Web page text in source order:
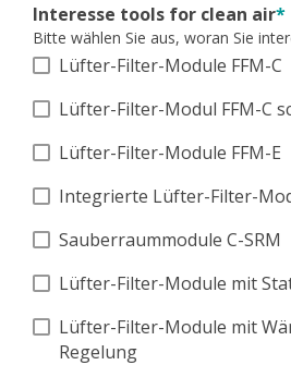
Interesse tools for clean air*
Bitte wählen Sie aus, woran Sie
Lüfter-Filter-Module FFM-C
Lüfter-Filter-Modul FFM-C
Lüfter-Filter-Module FFM-E
Integrierte Lüfter-Filter-
Sauberraummodule C-SRM
Lüfter-Filter-Module mit
Lüfter-Filter-Module mit
Regelung